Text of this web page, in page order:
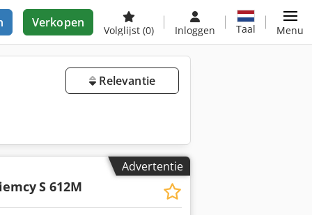
Verkopen
Volglijst (0) Inloggen Taal Menu
Relevantie
Advertentie
S 612M